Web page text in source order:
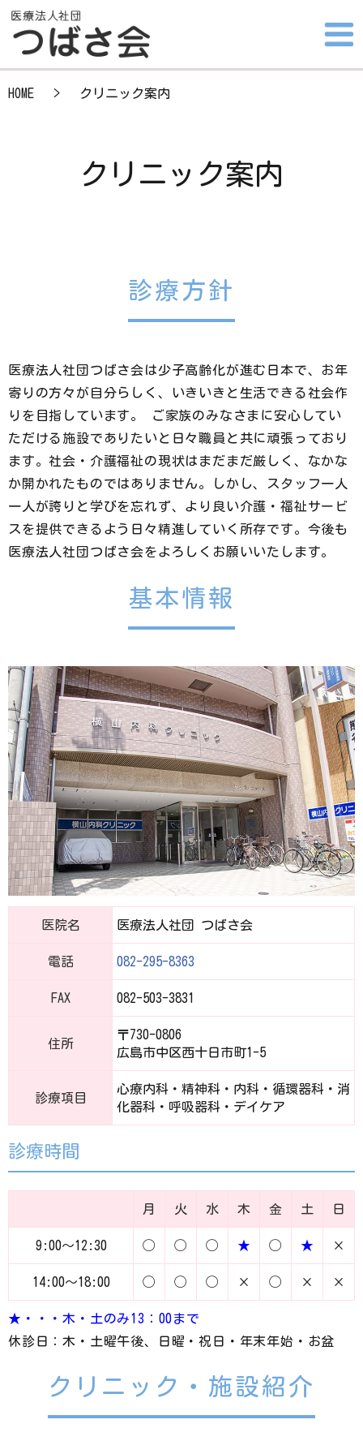
HOME クリニック案内
クリニック案内
診療方針
医療法人社団つばさ会は少子高齢化が進む日本で、お年
寄りの方々が自分らしく、いきいきと生活できる社会作
りを目指しています。 ご家族のみなさまに安心してい
ただける施設でありたいと日々職員と共に頑張っており
ます。社会・介護福祉の現状はまだまだ厳しく、なかな
か開かれたものではありません。しかし、スタッフ一人
一人が誇りと学びを忘れず、より良い介護・福祉サービ
スを提供できるよう日々精進していく所存です。今後も
医療法人社団つばさ会をよろしくお願いいたします。
基本情報
医院名 医療法人社団 つばさ会
電話 082-295-8363
FAX 082-503-3831
住所
〒730-0806
広島市中区西十日市町1-5
診療項目
心療内科・精神科・内科・循環器科・消
化器科・呼吸器科・デイケア
診療時間
月 火 水 木 金 土 日
9:00～12:30 ◯ ◯ ◯ ★ ◯ ★ ×
14:00～18:00 ◯ ◯ ◯ × ◯ × ×
★・・・木・土のみ13：00まで
休診日：木・土曜午後、日曜・祝日・年末年始・お盆
クリニック・施設紹介